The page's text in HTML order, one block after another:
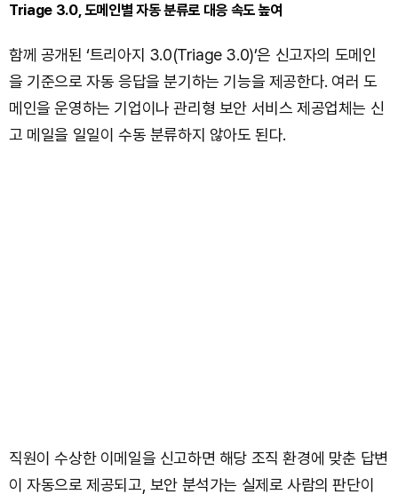
Triage 3.0, 도메인별 자동 분류로 대응 속도 높여
함께 공개된 ‘트리아지 3.0(Triage 3.0)’은 신고자의 도메인
을 기준으로 자동 응답을 분기하는 기능을 제공한다. 여러 도
메인을 운영하는 기업이나 관리형 보안 서비스 제공업체는 신
고 메일을 일일이 수동 분류하지 않아도 된다.
직원이 수상한 이메일을 신고하면 해당 조직 환경에 맞춘 답변
이 자동으로 제공되고, 보안 분석가는 실제로 사람의 판단이